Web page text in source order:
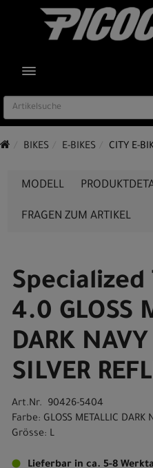
TOGGLE NAVIGATION
BIKES E-BIKES CITY E-
MODELL
FRAGEN ZUM ARTIKEL
4.0 GLOSS
DARK
SILVER
Art.Nr. 90426-5404
Farbe: GLOSS METALLIC DARK
Grösse: L
Lieferbar in ca. 5-8